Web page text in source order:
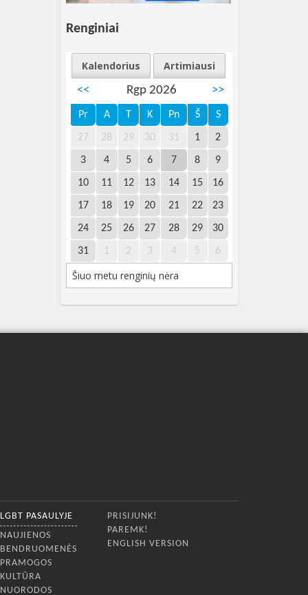
Renginiai
Kalendorius
Artimiausi
<<
Rgp 2026 >>
Pr A T K Pn Š S
27 28 29 30 31 1 2
3 4 5 6 7 8 9
10 11 12 13 14 15 16
17 18 19 20 21 22 23
24 25 26 27 28 29 30
31 1 2 3 4 5 6
Šiuo metu renginių nėra
LGBT PASAULYJE
NAUJIENOS
BENDRUOMENĖS
PRAMOGOS
KULTŪRA
NUORODOS
PRISIJUNK!
PAREMK!
ENGLISH VERSION